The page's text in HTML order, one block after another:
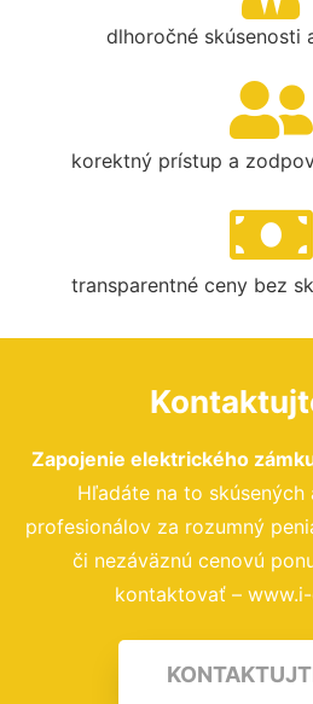
dlhoročné skúsenosti
korektný prístup a
transparentné ceny bez
Zapojenie elektrického
Hľadáte na to
profesionálov za rozumný
či nezáväznú cenovú
kontaktovať –